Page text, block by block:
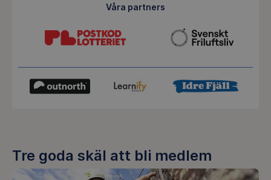
Våra partners
Tre goda skäl att bli medlem